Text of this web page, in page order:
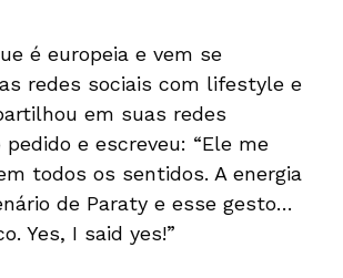
é europeia e vem se
redes sociais com lifestyle e
em suas redes
e escreveu: “Ele me
todos os sentidos. A energia
de Paraty e esse gesto…
Yes, I said yes!”